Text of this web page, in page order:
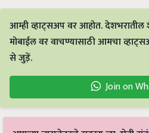
आम्ही व्हाट्सअप वर आहोत. देशभरातील
मोबाईल वर वाचण्यासाठी आमचा
से जुड़ें.
Join on